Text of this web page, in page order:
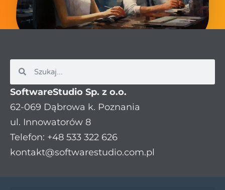
SoftwareStudio Sp. z o.o.
62-069 Dąbrowa k. Poznania
ul. Innowatorów 8
Telefon: +48 533 322 626
kontakt@softwarestudio.com.pl